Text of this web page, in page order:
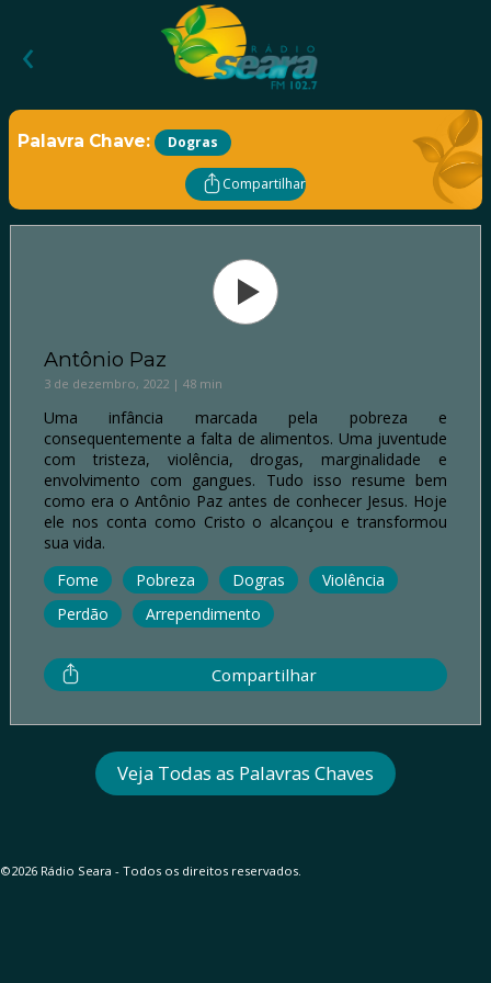
‹
Palavra Chave: Dogras
Compartilhar
Antônio Paz
3 de dezembro, 2022 | 48 min
Uma infância marcada pela pobreza e
consequentemente a falta de alimentos. Uma juventude
com tristeza, violência, drogas, marginalidade e
envolvimento com gangues. Tudo isso resume bem
como era o Antônio Paz antes de conhecer Jesus. Hoje
ele nos conta como Cristo o alcançou e transformou
sua vida.
Fome
Pobreza Dogras
Violência
Perdão
Arrependimento
Compartilhar
Veja Todas as Palavras Chaves
©2026 Rádio Seara - Todos os direitos reservados.